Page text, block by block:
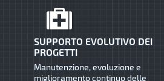
SUPPORTO EVOLUTIVO DEI
PROGETTI
Manutenzione, evoluzione e
miglioramento continuo delle